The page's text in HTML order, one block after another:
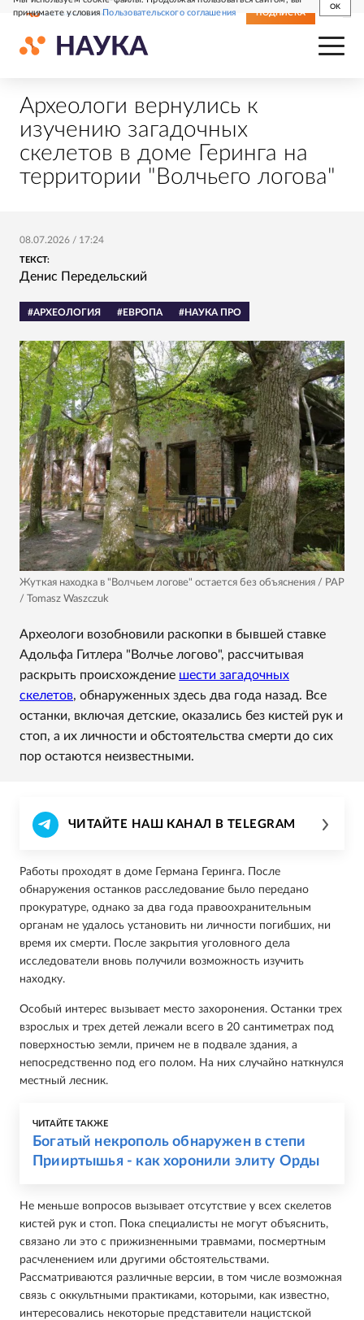
принимаете условияПользовательского соглашения
OK
СВЕЖИЙ НОМЕР ПОДПИСКА
Археологи вернулись к
изучению загадочных
скелетов в доме Геринга на
территории "Волчьего логова"
08.07.2026 / 17:24
ТЕКСТ:
Денис Передельский
#АРХЕОЛОГИЯ #ЕВРОПА #НАУКА ПРО
Жуткая находка в "Волчьем логове" остается без объяснения / PAP
/ Tomasz Waszczuk
Археологи возобновили раскопки в бывшей ставке
Адольфа Гитлера "Волчье логово", рассчитывая
раскрыть происхождение шести загадочных
скелетов, обнаруженных здесь два года назад. Все
останки, включая детские, оказались без кистей рук и
стоп, а их личности и обстоятельства смерти до сих
пор остаются неизвестными.
ЧИТАЙТЕ НАШ КАНАЛ В TELEGRAM
Работы проходят в доме Германа Геринга. После
обнаружения останков расследование было передано
прокуратуре, однако за два года правоохранительным
органам не удалось установить ни личности погибших, ни
время их смерти. После закрытия уголовного дела
исследователи вновь получили возможность изучить
находку.
Особый интерес вызывает место захоронения. Останки трех
взрослых и трех детей лежали всего в 20 сантиметрах под
поверхностью земли, причем не в подвале здания, а
непосредственно под его полом. На них случайно наткнулся
местный лесник.
ЧИТАЙТЕ ТАКЖЕ
Богатый некрополь обнаружен в степи
Прииртышья - как хоронили элиту Орды
Не меньше вопросов вызывает отсутствие у всех скелетов
кистей рук и стоп. Пока специалисты не могут объяснить,
связано ли это с прижизненными травмами, посмертным
расчленением или другими обстоятельствами.
Рассматриваются различные версии, в том числе возможная
связь с оккультными практиками, которыми, как известно,
интересовались некоторые представители нацистской